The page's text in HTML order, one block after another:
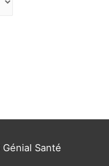
Génial Santé